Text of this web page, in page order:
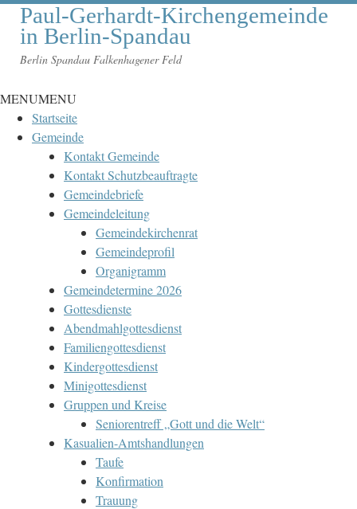
Paul-Gerhardt-Kirchengemeinde
in Berlin-Spandau
Berlin Spandau Falkenhagener Feld
MENUMENU
Startseite
Gemeinde
Kontakt Gemeinde
Kontakt Schutzbeauftragte
Gemeindebriefe
Gemeindeleitung
Gemeindekirchenrat
Gemeindeprofil
Organigramm
Gemeindetermine 2026
Gottesdienste
Abendmahlgottesdienst
Familiengottesdienst
Kindergottesdienst
Minigottesdienst
Gruppen und Kreise
Seniorentreff „Gott und die Welt“
Kasualien-Amtshandlungen
Taufe
Konfirmation
Trauung